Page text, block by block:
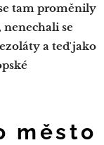
tam proměnily
se
a teď jako
město